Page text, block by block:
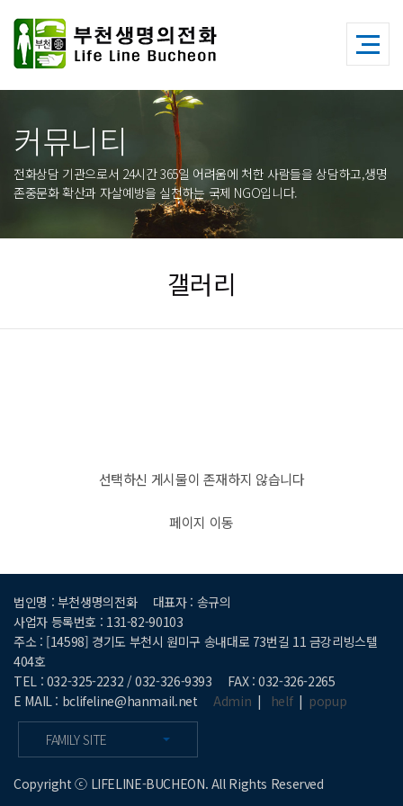
커뮤니티
전화상담 기관으로서 24시간 365일 어려움에 처한 사람들을 상담하고,생명
존중문화 확산과 자살예방을 실천하는 국제 NGO입니다.
갤러리
선택하신 게시물이 존재하지 않습니다
페이지 이동
법인명 : 부천생명의전화
대표자 : 송규의
사업자 등록번호 : 131-82-90103
주소 : [14598] 경기도 부천시 원미구 송내대로 73번길 11 금강리빙스텔
404호
TEL : 032-325-2232 / 032-326-9393
FAX : 032-326-2265
E MAIL : bclifeline@hanmail.net
Admin | helf| popup
Copyright ⓒ LIFELINE-BUCHEON. All Rights Reserved
FAMILY SITE